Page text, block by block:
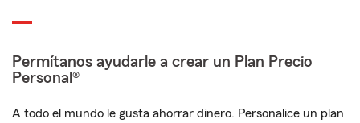
Permítanos ayudarle a crear un Plan Precio
Personal®
A todo el mundo le gusta ahorrar dinero. Personalice un plan